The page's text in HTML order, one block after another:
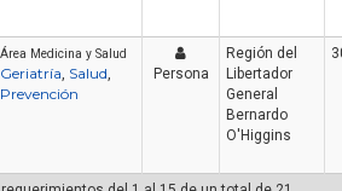
Área Medicina y Salud
Geriatría, Salud,
Prevención
Persona
Región del
Libertador
General
Bernardo
O'Higgins